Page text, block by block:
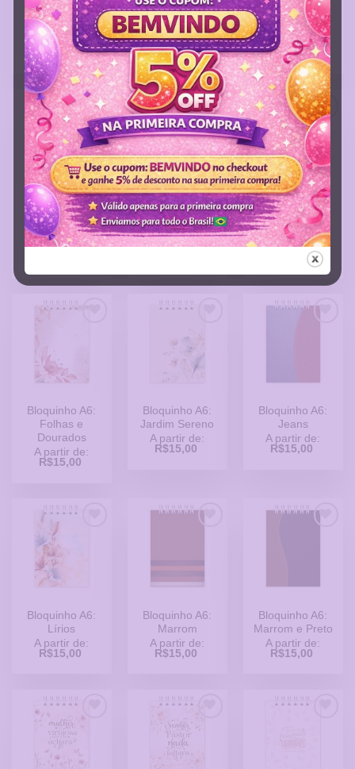
Bloquinho A6:
Floral Boho
A partir de:
R$15,00
Bloquinho A6:
Floral c/ Cinza
A partir de:
R$15,00
Bloquinho A6:
Floral Verde
A partir de:
R$15,00
Adicionar
a Lista
de
Desejos
Bloquinho A6:
Flores da
Estação
A partir de:
Adicionar
a Lista
de
Desejos
Bloquinho A6:
Floresça onde
Deus te plantar
A partir de:
Adicionar
a Lista
de
Desejos
Bloquinho A6:
Florescer é um
processo
A partir de:
15,00
Desejos
Bloquinho A6:
Folhas e
Dourados
A partir de:
R$15,00
Adicionar
a Lista
Desejos
Bloquinho A6:
Jardim Sereno
A partir de:
R$15,00
Bloquinho A6:
Jeans
A partir de:
R$15,00
Bloquinho A6:
Lírios
A partir de:
R$15,00
Bloquinho A6:
Marrom
A partir de:
R$15,00
Bloquinho A6:
Marrom e Preto
A partir de:
R$15,00
Adicionar
a Lista
Desejos
Adicionar
a Lista
Desejos